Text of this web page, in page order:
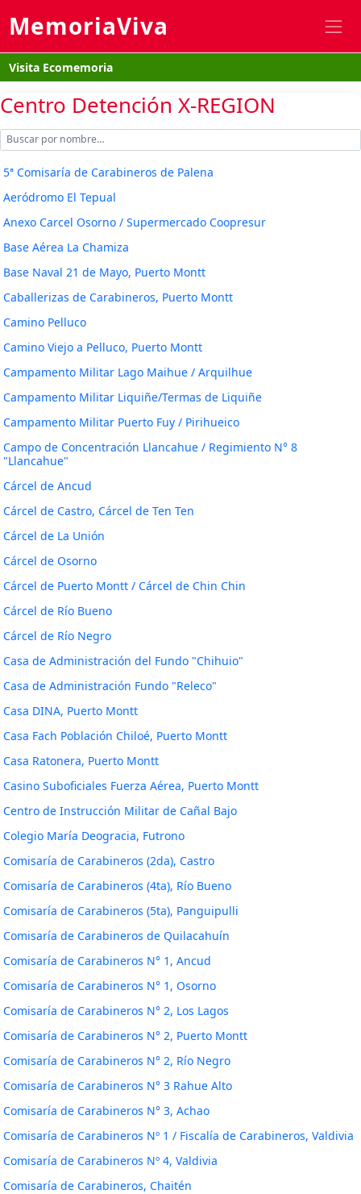
MemoriaViva
Visita Ecomemoria
Centro Detención X-REGION
5ª Comisaría de Carabineros de Palena
Aeródromo El Tepual
Anexo Carcel Osorno / Supermercado Coopresur
Base Aérea La Chamiza
Base Naval 21 de Mayo, Puerto Montt
Caballerizas de Carabineros, Puerto Montt
Camino Pelluco
Camino Viejo a Pelluco, Puerto Montt
Campamento Militar Lago Maihue / Arquilhue
Campamento Militar Liquiñe/Termas de Liquiñe
Campamento Militar Puerto Fuy / Pirihueico
Campo de Concentración Llancahue / Regimiento N° 8
"Llancahue"
Cárcel de Ancud
Cárcel de Castro, Cárcel de Ten Ten
Cárcel de La Unión
Cárcel de Osorno
Cárcel de Puerto Montt / Cárcel de Chin Chin
Cárcel de Río Bueno
Cárcel de Río Negro
Casa de Administración del Fundo "Chihuio"
Casa de Administración Fundo "Releco"
Casa DINA, Puerto Montt
Casa Fach Población Chiloé, Puerto Montt
Casa Ratonera, Puerto Montt
Casino Suboficiales Fuerza Aérea, Puerto Montt
Centro de Instrucción Militar de Cañal Bajo
Colegio María Deogracia, Futrono
Comisaría de Carabineros (2da), Castro
Comisaría de Carabineros (4ta), Río Bueno
Comisaría de Carabineros (5ta), Panguipulli
Comisaría de Carabineros de Quilacahuín
Comisaría de Carabineros N° 1, Ancud
Comisaría de Carabineros N° 1, Osorno
Comisaría de Carabineros N° 2, Los Lagos
Comisaría de Carabineros N° 2, Puerto Montt
Comisaría de Carabineros N° 2, Río Negro
Comisaría de Carabineros N° 3 Rahue Alto
Comisaría de Carabineros N° 3, Achao
Comisaría de Carabineros Nº 1 / Fiscalía de Carabineros, Valdivia
Comisaría de Carabineros Nº 4, Valdivia
Comisaría de Carabineros, Chaitén